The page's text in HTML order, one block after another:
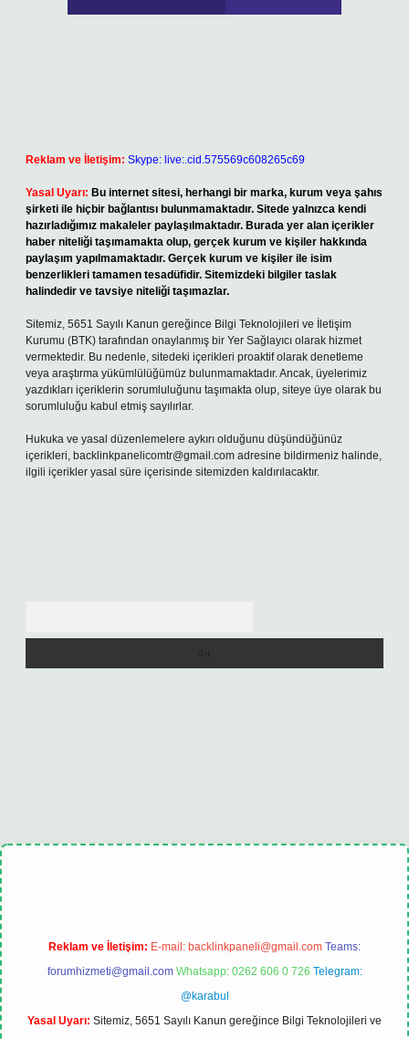
Reklam ve İletişim: Skype: live:.cid.575569c608265c69
Yasal Uyarı: Bu internet sitesi, herhangi bir marka, kurum veya şahıs
şirketi ile hiçbir bağlantısı bulunmamaktadır. Sitede yalnızca kendi
hazırladığımız makaleler paylaşılmaktadır. Burada yer alan içerikler
haber niteliği taşımamakta olup, gerçek kurum ve kişiler hakkında
paylaşım yapılmamaktadır. Gerçek kurum ve kişiler ile isim
benzerlikleri tamamen tesadüfidir. Sitemizdeki bilgiler taslak
halindedir ve tavsiye niteliği taşımazlar.
Sitemiz, 5651 Sayılı Kanun gereğince Bilgi Teknolojileri ve İletişim
Kurumu (BTK) tarafından onaylanmış bir Yer Sağlayıcı olarak hizmet
vermektedir. Bu nedenle, sitedeki içerikleri proaktif olarak denetleme
veya araştırma yükümlülüğümüz bulunmamaktadır. Ancak, üyelerimiz
yazdıkları içeriklerin sorumluluğunu taşımakta olup, siteye üye olarak bu
sorumluluğu kabul etmiş sayılırlar.
Hukuka ve yasal düzenlemelere aykırı olduğunu düşündüğünüz
içerikleri, backlinkpanelicomtr@gmail.com adresine bildirmeniz halinde,
ilgili içerikler yasal süre içerisinde sitemizden kaldırılacaktır.
tulipbet güncel
Reklam ve İletişim: E-mail: backlinkpaneli@gmail.com Teams:
forumhizmeti@gmail.com Whatsapp: 0262 606 0 726 Telegram:
@karabul
Yasal Uyarı: Sitemiz, 5651 Sayılı Kanun gereğince Bilgi Teknolojileri ve